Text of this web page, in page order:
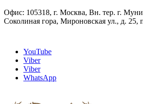
Офис: 105318, г. Москва, Вн. тер. г.
Соколиная гора, Мироновская ул., д. 25,
YouTube
Viber
Viber
WhatsApp